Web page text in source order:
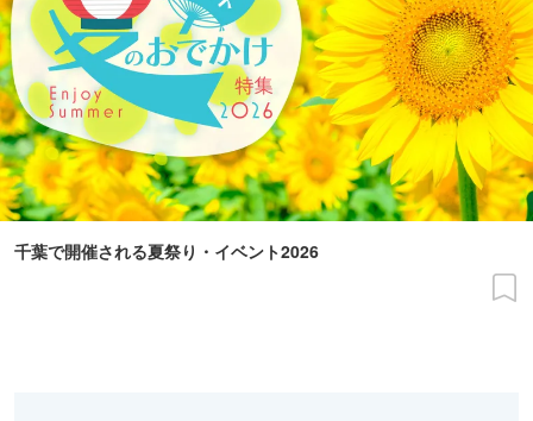
千葉で開催される夏祭り・イベント2026